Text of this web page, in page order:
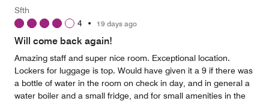
Sfth
4 • 19 days ago
Will come back again!
Amazing staff and super nice room. Exceptional location.
Lockers for luggage is top. Would have given it a 9 if there was
a bottle of water in the room on check in day, and in general a
water boiler and a small fridge, and for small amenities in the